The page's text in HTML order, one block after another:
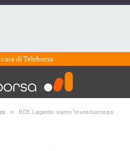
cura diTeleborsa
» BCE, Lagarde: siamo “in una buona posizione”. Non teme undershooting inflazione